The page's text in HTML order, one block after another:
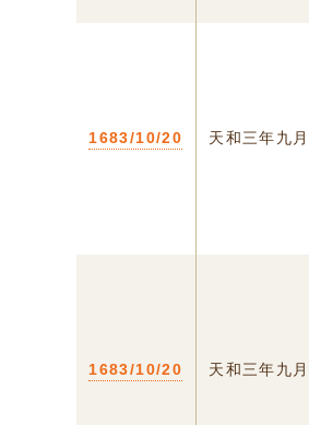
1683/10/20 天和三年九
1683/10/20 天和三年九